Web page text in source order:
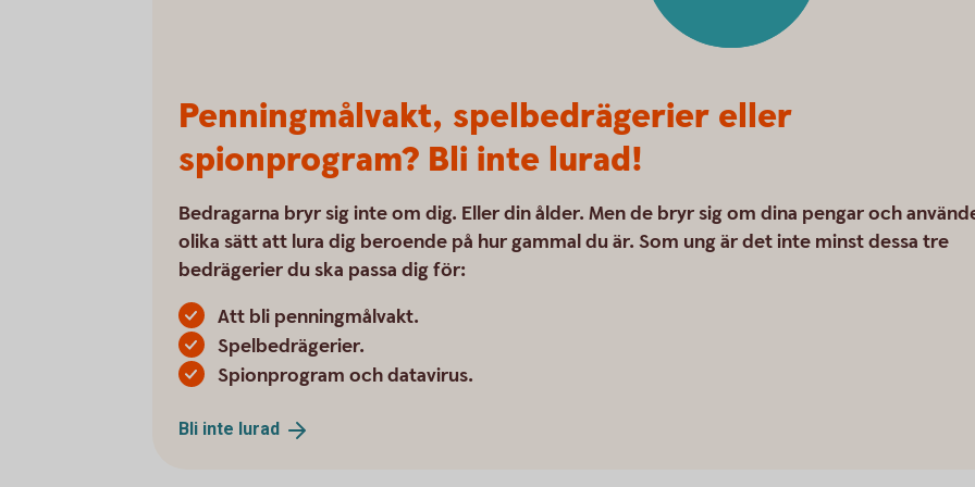
Penningmålvakt, spelbedrägerier eller
spionprogram? Bli inte lurad!
Bedragarna bryr sig inte om dig. Eller din ålder. Men de bryr sig om dina pengar och
olika sätt att lura dig beroende på hur gammal du är. Som ung är det inte minst dessa tre
bedrägerier du ska passa dig för:
Att bli penningmålvakt.
Spelbedrägerier.
Spionprogram och datavirus.
Bli inte lurad